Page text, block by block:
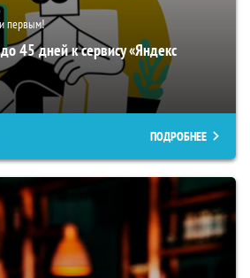
первым!
45 дней к сервису «Яндекс
ПОДРОБНЕЕ